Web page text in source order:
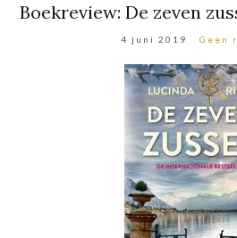
Boekreview: De zeven
4 juni 2019 Geen